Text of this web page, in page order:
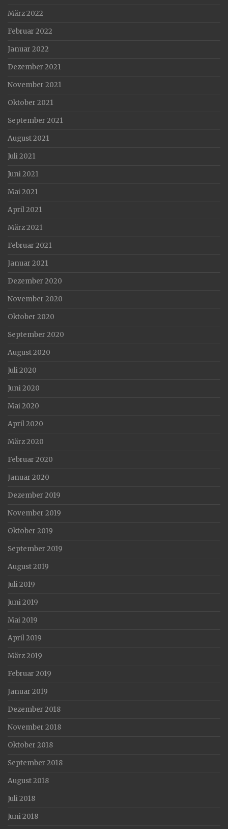
März 2022
Februar 2022
Januar 2022
Dezember 2021
November 2021
Oktober 2021
September 2021
August 2021
Juli 2021
Juni 2021
Mai 2021
April 2021
März 2021
Februar 2021
Januar 2021
Dezember 2020
November 2020
Oktober 2020
September 2020
August 2020
Juli 2020
Juni 2020
Mai 2020
April 2020
März 2020
Februar 2020
Januar 2020
Dezember 2019
November 2019
Oktober 2019
September 2019
August 2019
Juli 2019
Juni 2019
Mai 2019
April 2019
März 2019
Februar 2019
Januar 2019
Dezember 2018
November 2018
Oktober 2018
September 2018
August 2018
Juli 2018
Juni 2018